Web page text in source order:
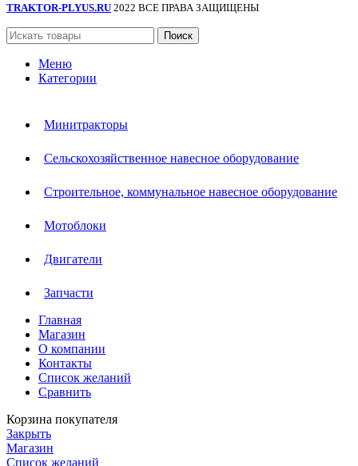
TRAKTOR-PLYUS.RU 2022 ВСЕ ПРАВА ЗАЩИЩЕНЫ
Поиск
Меню
Категории
Минитракторы
Сельскохозяйственное навесное оборудование
Строительное, коммунальное навесное оборудование
Мотоблоки
Двигатели
Запчасти
Главная
Магазин
О компании
Контакты
Список желаний
Сравнить
Корзина покупателя
Закрыть
Магазин
Список желаний